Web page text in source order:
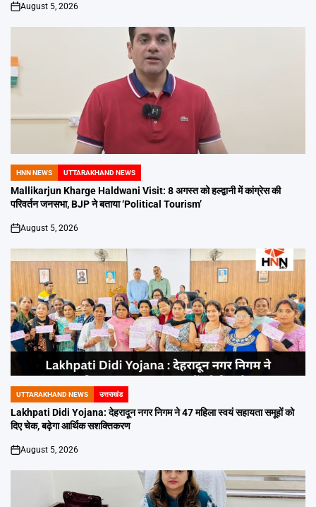
on
August 5, 2026
POSTED
IN
HNN NEWS UTTARAKHAND NEWS
Mallikarjun Kharge Haldwani Visit: 8 अगस्त को हल्द्वानी में कांग्रेस की
परिवर्तन जनसभा, BJP ने बताया ‘Political Tourism’
on
August 5, 2026
POSTED
IN
UTTARAKHAND NEWS उत्तराखंड
Lakhpati Didi Yojana: देहरादून नगर निगम ने 47 महिला स्वयं सहायता समूहों को
दिए चेक, बढ़ेगा आर्थिक सशक्तिकरण
on
August 5, 2026